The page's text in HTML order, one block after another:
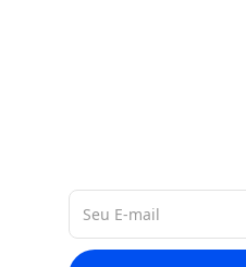
sobre o mercado